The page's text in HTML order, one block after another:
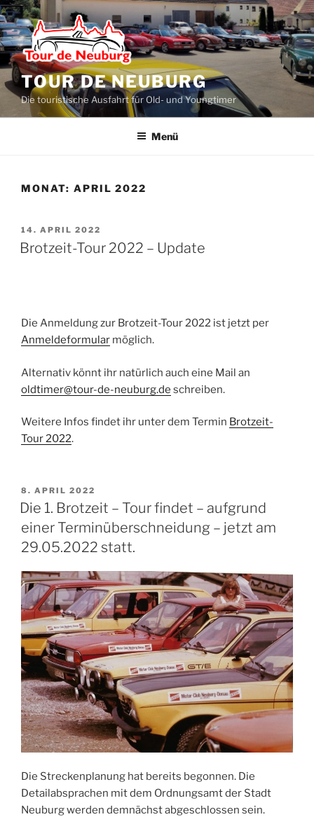
Zum
Inhalt
springen
TOUR DE NEUBURG
Die touristische Ausfahrt für Old- und Youngtimer
Menü
MONAT: APRIL 2022
VERÖFFENTLICHT
AM
14. APRIL 2022
Brotzeit-Tour 2022 – Update
Die Anmeldung zur Brotzeit-Tour 2022 ist jetzt per
Anmeldeformular möglich.
Alternativ könnt ihr natürlich auch eine Mail an
oldtimer@tour-de-neuburg.de schreiben.
Weitere Infos findet ihr unter dem Termin Brotzeit-
Tour 2022.
VERÖFFENTLICHT
AM
8. APRIL 2022
Die 1. Brotzeit – Tour findet – aufgrund
einer Terminüberschneidung – jetzt am
29.05.2022 statt.
Die Streckenplanung hat bereits begonnen. Die
Detailabsprachen mit dem Ordnungsamt der Stadt
Neuburg werden demnächst abgeschlossen sein.